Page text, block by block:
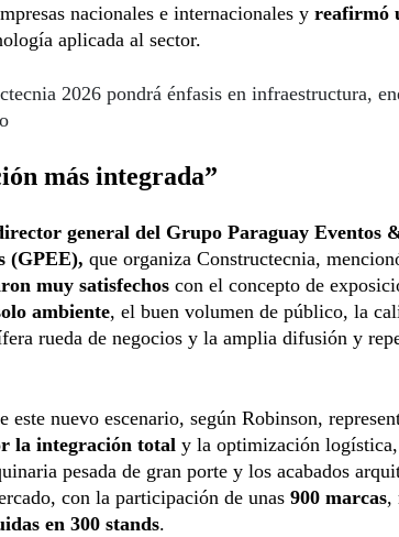
nacionales e internacionales y reafirmó
aplicada al sector.
2026 pondrá énfasis en infraestructura,
más integrada”
general del Grupo Paraguay Eventos
(GPEE), que organiza Constructecnia,
muy satisfechos con el concepto de
ambiente, el buen volumen de público, la
rueda de negocios y la amplia difusión y
este nuevo escenario, según Robinson,
la integración total y la optimización
pesada de gran porte y los acabados
con la participación de unas 900 marcas,
en 300 stands.